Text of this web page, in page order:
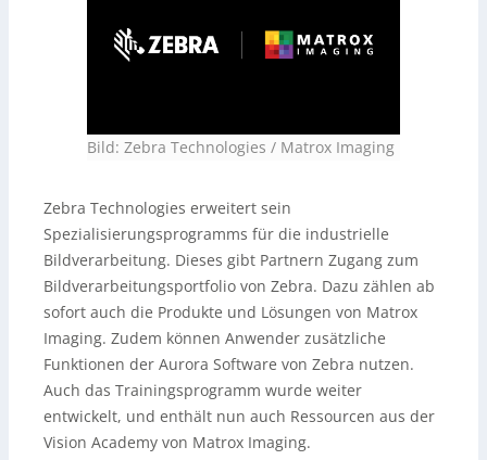
Bild: Zebra Technologies / Matrox Imaging
Zebra Technologies erweitert sein
Spezialisierungsprogramms für die industrielle
Bildverarbeitung. Dieses gibt Partnern Zugang zum
Bildverarbeitungsportfolio von Zebra. Dazu zählen ab
sofort auch die Produkte und Lösungen von Matrox
Imaging. Zudem können Anwender zusätzliche
Funktionen der Aurora Software von Zebra nutzen.
Auch das Trainingsprogramm wurde weiter
entwickelt, und enthält nun auch Ressourcen aus der
Vision Academy von Matrox Imaging.